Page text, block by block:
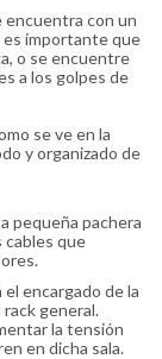
encuentra con un
es importante que
o se encuentre
a los golpes de
se ve en la
y organizado de
pequeña pachera
cables que
encargado de la
general.
la tensión
en dicha sala.